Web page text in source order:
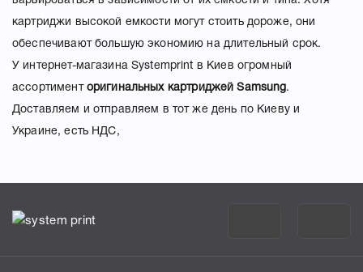
картриджи высокой емкости могут стоить дороже, они
обеспечивают большую экономию на длительный срок.
У интернет-магазина Systemprint в Киев огромный
ассортимент оригинальных картриджейSamsung .
Доставляем и отправляем в тот же день по Киеву и
Украине, есть НДС,